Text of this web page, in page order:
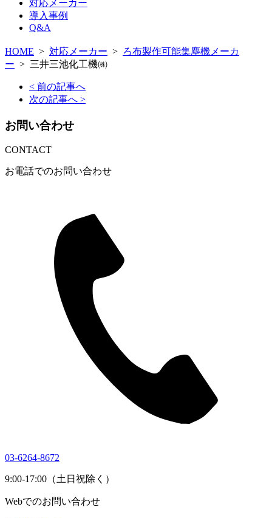
対応メーカー
導入事例
Q&A
HOME > 対応メーカー > ろ布製作可能集塵機メーカ
ー > 三井三池化工機㈱
< 前の記事へ
次の記事へ >
お問い合わせ
CONTACT
お電話でのお問い合わせ
03-6264-8672
9:00-17:00（土日祝除く）
Webでのお問い合わせ